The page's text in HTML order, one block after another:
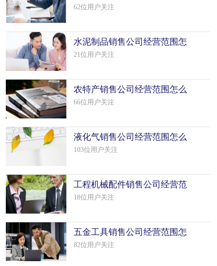
围怎么填写（35个模板）
62位用户关注
水泥制品销售公司经营范围怎
么填写（50个模板）
21位用户关注
农特产销售公司经营范围怎么
填写（50个模板）
66位用户关注
液化气销售公司经营范围怎么
填写（13个模板）
103位用户关注
工程机械配件销售公司经营范
围怎么填写（50个模板）
18位用户关注
五金工具销售公司经营范围怎
么填写（50个模板）
82位用户关注